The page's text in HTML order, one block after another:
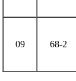
09 68-2